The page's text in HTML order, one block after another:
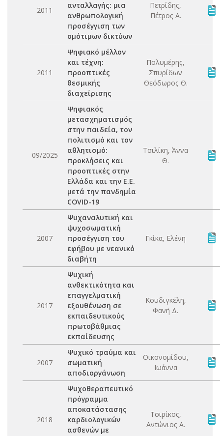
2011
ανταλλαγής: μια
ανθρωπολογική
προσέγγιση των
ομότιμων δικτύων
Πετρίδης,
Πέτρος Α.
2011
Ψηφιακό μέλλον
και τέχνη:
προοπτικές
θεσμικής
διαχείρισης
Πολυμέρης,
Σπυρίδων
Θεόδωρος Θ.
09/2025
Ψηφιακός
μετασχηματισμός
στην παιδεία, τον
πολιτισμό και τον
αθλητισμό:
προκλήσεις και
προοπτικές στην
Ελλάδα και την Ε.Ε.
μετά την πανδημία
COVID-19
Τσιλίκη, Άννα
Θ.
2007
Ψυχαναλυτική και
ψυχοσωματική
προσέγγιση του
εφήβου με νεανικό
διαβήτη
Γκίκα, Ελένη
2017
Ψυχική
ανθεκτικότητα και
επαγγελματική
εξουθένωση σε
εκπαιδευτικούς
πρωτοβάθμιας
εκπαίδευσης
Κουδιγκέλη,
Φανή Δ.
2007
Ψυχικό τραύμα και
σωματική
αποδιοργάνωση
Οικονομίδου,
Ιωάννα
2018
Ψυχοθεραπευτικό
πρόγραμμα
αποκατάστασης
καρδιολογικών
ασθενών με
Τσιρίκος,
Αντώνιος Α.